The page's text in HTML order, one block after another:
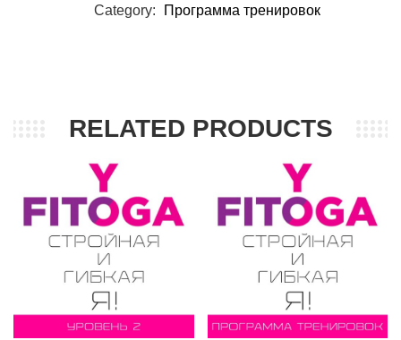
Category: Программа тренировок
RELATED PRODUCTS